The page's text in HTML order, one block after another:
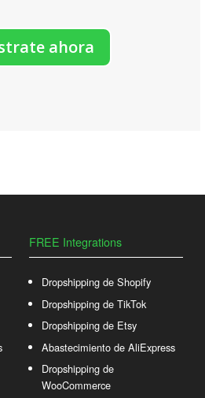
ahora
FREE Integrations
Dropshipping de Shopify
Dropshipping de TikTok
Dropshipping de Etsy
Abastecimiento de AliExpress
Dropshipping de
WooCommerce